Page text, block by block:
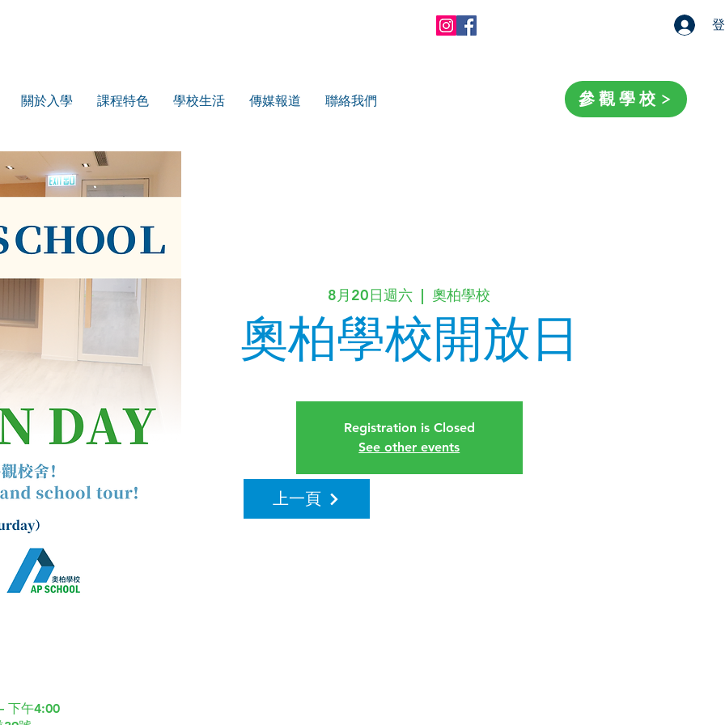
參觀學校
關於入學 課程特色 學校生活 傳媒報道 聯絡我們
8月20日週六
  |
奧柏學校
奧柏學校開放日
Registration is Closed
See other events
下午4:00
上一頁